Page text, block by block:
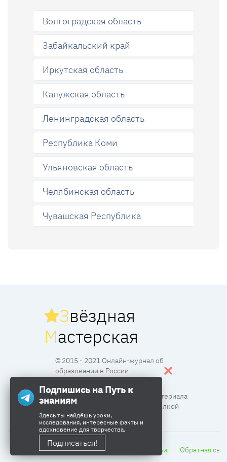
Волгоградская область
Забайкальский край
Иркутская область
Калужская область
Ленинградская область
Республика Коми
Ульяновская область
Челябинская область
Чувашская Республика
Звёздная
Мастерская
© 2015 - 2021 Онлайн-журнал об
образовании в России.
Все права защищены. Перпечатка материала
разрешена с согласия редакции и ссылкой
Сетевой город Статьи Обратная
Подпишись на Путь к
знаниям
Здесь ты найдёшь уроки,
исследования, интересные факты и
вдохновение для творчества.
Подписаться!